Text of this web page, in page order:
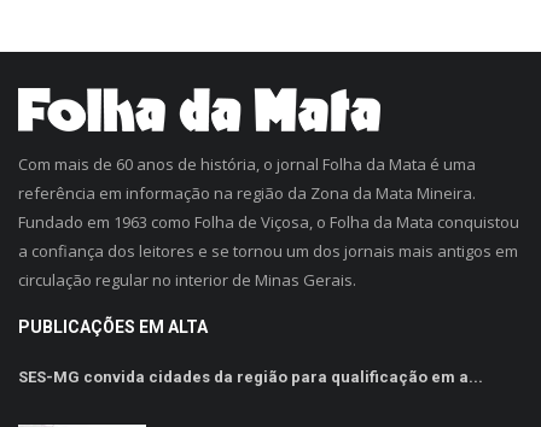
Com mais de 60 anos de história, o jornal Folha da Mata é uma
referência em informação na região da Zona da Mata Mineira.
Fundado em 1963 como Folha de Viçosa, o Folha da Mata conquistou
a confiança dos leitores e se tornou um dos jornais mais antigos em
circulação regular no interior de Minas Gerais.
PUBLICAÇÕES EM ALTA
SES-MG convida cidades da região para qualificação em a...